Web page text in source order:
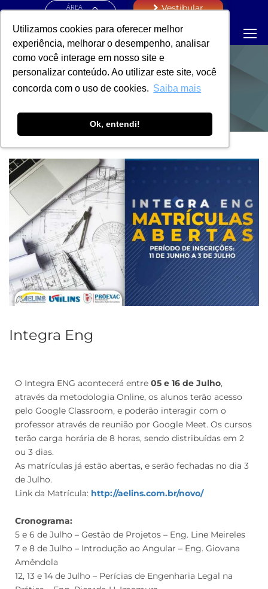
Utilizamos cookies para oferecer melhor
experiência, melhorar o desempenho, analisar
como você interage em nosso site e
personalizar conteúdo. Ao utilizar este site, você
concorda com o uso de cookies. Saiba mais
Ok, entendi!
ÁREA
Vestibular
NOTÍCIAS
Integra Eng
O Integra ENG acontecerá entre 05 e 16 de Julho,
através da metodologia Online, os alunos terão acesso
pelo Google Classroom, e poderão interagir com o
professor através de reunião por Google Meet. Os cursos
terão carga horária de 8 horas, sendo distribuídas em 2
ou 3 dias.
As matrículas já estão abertas, e serão fechadas no dia 3
de Julho.
Link da Matrícula: http://aelins.com.br/novo/
Cronograma:
5 e 6 de Julho – Gestão de Projetos – Eng. Line Meireles
7 e 8 de Julho – Introdução ao Angular – Eng. Giovana
Amêndola
12, 13 e 14 de Julho – Perícias de Engenharia Legal na